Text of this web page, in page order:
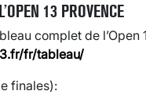
13 PROVENCE
complet de l’Open
fr/tableau/
finales):